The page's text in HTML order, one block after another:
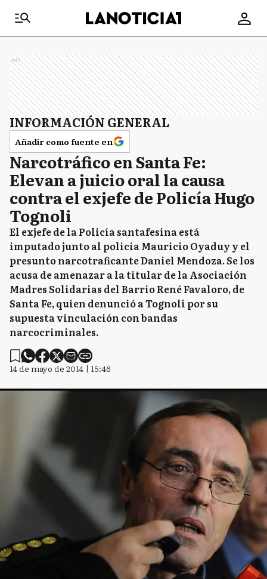
Ads
INFORMACIÓN GENERAL
Añadir como fuente en
Narcotráfico en Santa Fe:
Elevan a juicio oral la causa
contra el exjefe de Policía Hugo
Tognoli
El exjefe de la Policía santafesina está
imputado junto al policía Mauricio Oyaduy y el
presunto narcotraficante Daniel Mendoza. Se los
acusa de amenazar a la titular de la Asociación
Madres Solidarias del Barrio René Favaloro, de
Santa Fe, quien denunció a Tognoli por su
supuesta vinculación con bandas
narcocriminales.
14 de mayo de 2014 | 15:46